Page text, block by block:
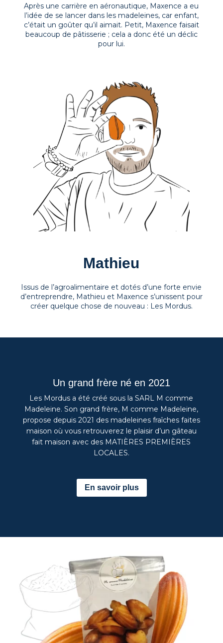
Après une carrière en aéronautique, Maxence a eu
l’idée de se lancer dans les madeleines, car enfant,
c’était un goûter qu’il aimait. Petit, Maxence faisait
beaucoup de pâtisserie ; cela a donc été un déclic
pour lui.
Mathieu
Issus de l’agroalimentaire et dotés d’une forte envie
d’entreprendre, Mathieu et Maxence s’unissent pour
créer quelque chose de nouveau : Les Mordus.
Un grand frère né en 2021
Les Mordus a été créé sous la SARL M comme
Madeleine. Son grand frère, M comme Madeleine,
propose depuis 2021 des madeleines fraîches faites
maison où vous retrouverez le plaisir d’un gâteau
fait maison avec des MATIÈRES PREMIÈRES
LOCALES.
En savoir plus